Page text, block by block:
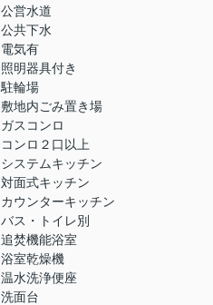
公営水道
公共下水
電気有
照明器具付き
駐輪場
敷地内ごみ置き場
ガスコンロ
コンロ２口以上
システムキッチン
対面式キッチン
カウンターキッチン
バス・トイレ別
追焚機能浴室
浴室乾燥機
温水洗浄便座
洗面台